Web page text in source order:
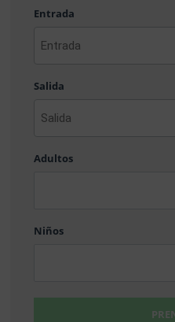
Entrada
AAAA
MM
DD
Salida
AAAA
MM
Adultos
Niños